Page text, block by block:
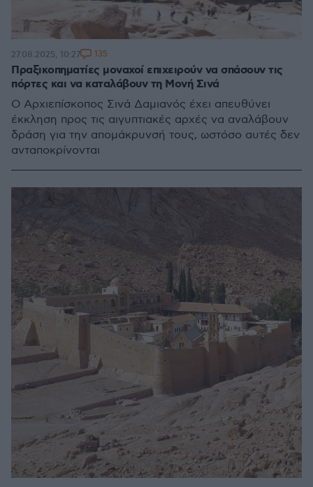
Πραξικοπηματίες μοναχοί επιχειρούν να σπάσουν τις
πόρτες και να καταλάβουν τη Μονή Σινά
Ο Αρχιεπίσκοπος Σινά Δαμιανός έχει απευθύνει
έκκληση προς τις αιγυπτιακές αρχές να αναλάβουν
δράση για την απομάκρυνσή τους, ωστόσο αυτές δεν
ανταποκρίνονται
27.08.2025, 10:27 135